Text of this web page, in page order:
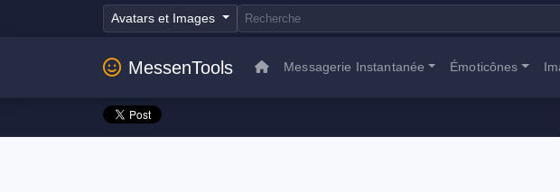
Avatars et Images
MessenTools Messagerie Instantanée Émoticônes